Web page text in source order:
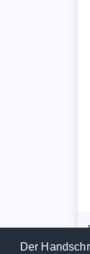
Der